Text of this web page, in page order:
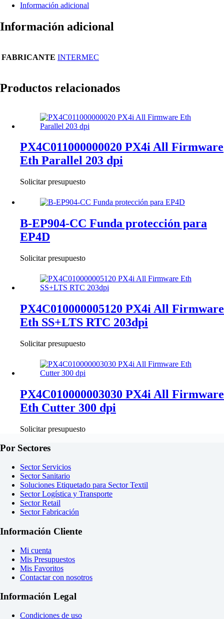
Información adicional
Información adicional
FABRICANTE INTERMEC
Productos relacionados
PX4C011000000020 PX4i All Firmware
Eth Parallel 203 dpi
Solicitar presupuesto
B-EP904-CC Funda protección para
EP4D
Solicitar presupuesto
PX4C010000005120 PX4i All Firmware
Eth SS+LTS RTC 203dpi
Solicitar presupuesto
PX4C010000003030 PX4i All Firmware
Eth Cutter 300 dpi
Solicitar presupuesto
Por Sectores
Sector Servicios
Sector Sanitario
Soluciones Etiquetado para Sector Textil
Sector Logística y Transporte
Sector Retail
Sector Fabricación
Información Cliente
Mi cuenta
Mis Presupuestos
Mis Favoritos
Contactar con nosotros
Información Legal
Condiciones de uso